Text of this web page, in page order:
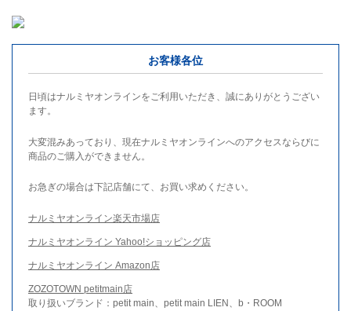
お客様各位
日頃はナルミヤオンラインをご利用いただき、誠にありがとうござい
ます。
大変混みあっており、現在ナルミヤオンラインへのアクセスならびに
商品のご購入ができません。
お急ぎの場合は下記店舗にて、お買い求めください。
ナルミヤオンライン楽天市場店
ナルミヤオンライン Yahoo!ショッピング店
ナルミヤオンライン Amazon店
ZOZOTOWN petitmain店
取り扱いブランド：petit main、petit main LIEN、b・ROOM